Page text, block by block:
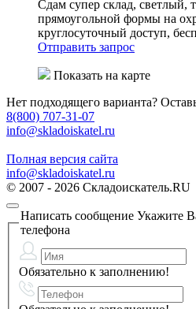
Сдам супер склад, светлый,
прямоугольной формы на
круглосуточный доступ,
Отправить запрос
Показать на карте
Нет подходящего варианта?
8(800) 707-31-07
info@skladoiskatel.ru
Полная версия сайта
info@skladoiskatel.ru
© 2007 - 2026 Складоискатель.RU
Написать сообщение Укажите
телефона
Обязательно к заполнению!